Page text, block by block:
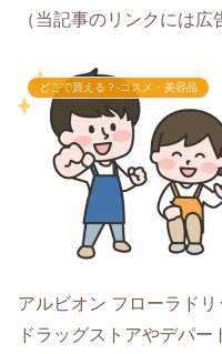
（当記事のリンクには広
どこで買える？-コスメ・美容品
アルビオン フローラド
ドラッグストアやデパ